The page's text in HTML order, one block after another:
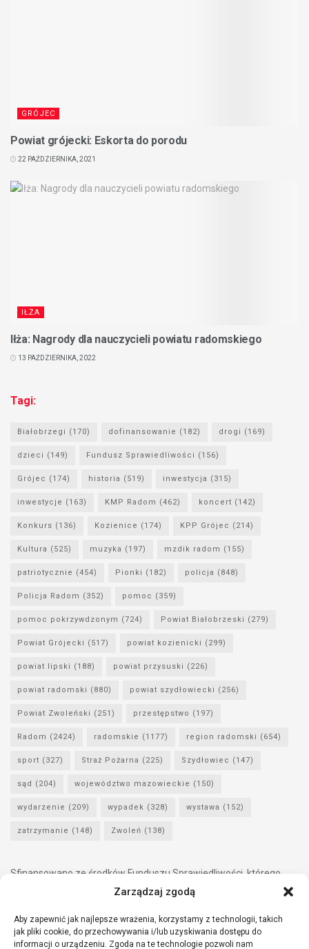
Zarządzaj zgodą
Aby zapewnić jak najlepsze wrażenia, korzystamy z technologii, takich
jak pliki cookie, do przechowywania i/lub uzyskiwania dostępu do
informacji o urządzeniu. Zgoda na te technologie pozwoli nam
GRÓJEC
Powiat grójecki: Eskorta do porodu
22 PAŹDZIERNIKA, 2021
IŁŻA
Iłża: Nagrody dla nauczycieli powiatu radomskiego
13 PAŹDZIERNIKA, 2022
Tagi:
Białobrzegi (170) dofinansowanie (182) drogi (169)
dzieci (149) Fundusz Sprawiedliwości (156)
Grójec (174) historia (519) inwestycja (315)
inwestycje (163) KMP Radom (462) koncert (142)
Konkurs (136) Kozienice (174) KPP Grójec (214)
Kultura (525) muzyka (197) mzdik radom (155)
patriotycznie (454) Pionki (182) policja (848)
Policja Radom (352) pomoc (359)
pomoc pokrzywdzonym (724) Powiat Białobrzeski (279)
Powiat Grójecki (517) powiat kozienicki (299)
powiat lipski (188) powiat przysuski (226)
powiat radomski (880) powiat szydłowiecki (256)
Powiat Zwoleński (251) przestępstwo (197)
Radom (2424) radomskie (1177) region radomski (654)
sport (327) Straż Pożarna (225) Szydłowiec (147)
sąd (204) województwo mazowieckie (150)
wydarzenie (209) wypadek (328) wystawa (152)
zatrzymanie (148) Zwoleń (138)
Sfinansowano ze środków Funduszu Sprawiedliwości, którego
dysponentem jest Minister Sprawiedliwości.